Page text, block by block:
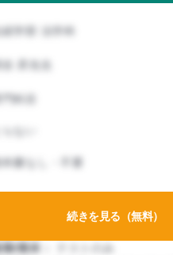
経学部 法学科
科書なし・不要
期/中間：
期/期末：
続きを見る（無料）